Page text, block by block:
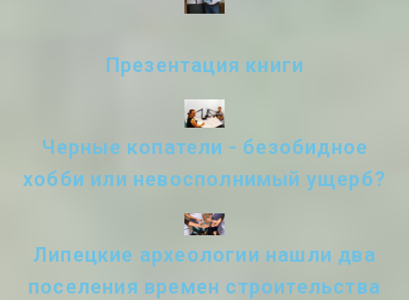
Презентация книги
Черные копатели - безобидное
хобби или невосполнимый ущерб?
Липецкие археологии нашли два
поселения времен строительства